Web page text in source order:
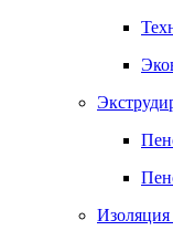
Изоляция